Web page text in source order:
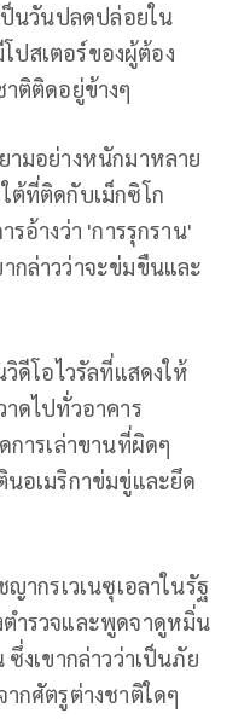
นวันปลดปล่อยใน
โปสเตอร์ของผู้ต้อง
ติติดอยู่ข้างๆ
มอย่างหนักมาหลาย
ต้ที่ติดกับเม็กซิโก
รอ้างว่า 'การรุกราน'
กล่าวว่าจะข่มขืนและ
ดีโอไวรัลที่แสดงให้
ดไปทั่วอาคาร
การเล่าขานที่ผิดๆ
อเมริกาข่มขู่และยึด
ากรเวเนซุเอลาในรัฐ
ำรวจและพูดจาดูหมิ่น
งเขากล่าวว่าเป็นภัย
กศัตรูต่างชาติใดๆ